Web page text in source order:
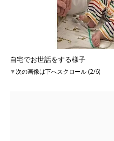
自宅でお世話をする様子
▼次の画像は下へスクロール (2/6)